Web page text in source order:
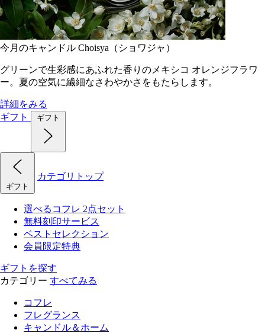
今月のキャンドル Choisya（ショワジャ）
グリーンで生彩感にあふれた香りのメキシコ オレンジフラワ
ー。夏の空気に繊細なさわやかさをもたらします。
詳細をみる
ギフト
ギフト
ギフト
カテゴリトップ
選べるコフレ 2点セット
無料刻印サービス
ベストセレクション
会員限定特典
ギフトを探す
カテゴリー すべてみる
コフレ
フレグランス
キャンドル＆ホーム